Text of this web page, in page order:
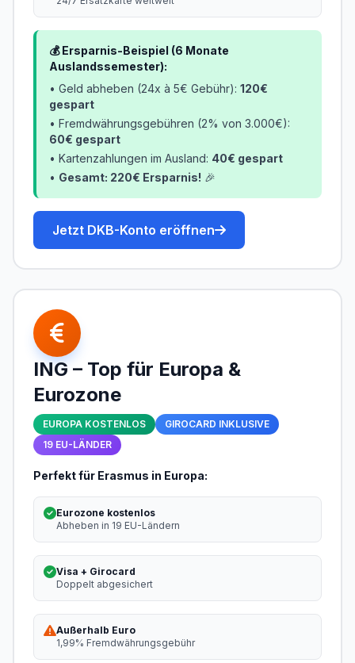
💰 Ersparnis-Beispiel (6 Monate
Auslandssemester):
• Geld abheben (24x à 5€ Gebühr): 120€
gespart
• Fremdwährungsgebühren (2% von 3.000€):
60€ gespart
• Kartenzahlungen im Ausland: 40€ gespart
• Gesamt: 220€ Ersparnis! 🎉
Jetzt DKB-Konto eröffnen
ING – Top für Europa &
Eurozone
EUROPA KOSTENLOS
GIROCARD INKLUSIVE
19 EU-LÄNDER
Perfekt für Erasmus in Europa:
Eurozone kostenlos
Abheben in 19 EU-Ländern
Visa + Girocard
Doppelt abgesichert
Außerhalb Euro
1,99% Fremdwährungsgebühr